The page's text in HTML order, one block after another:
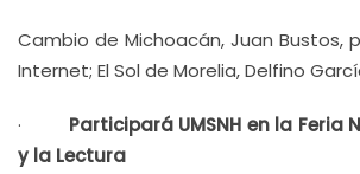
Cambio de Michoacán, Juan Bustos,
Internet; El Sol de Morelia, Delfino
· Participará UMSNH en la Feria
y la Lectura